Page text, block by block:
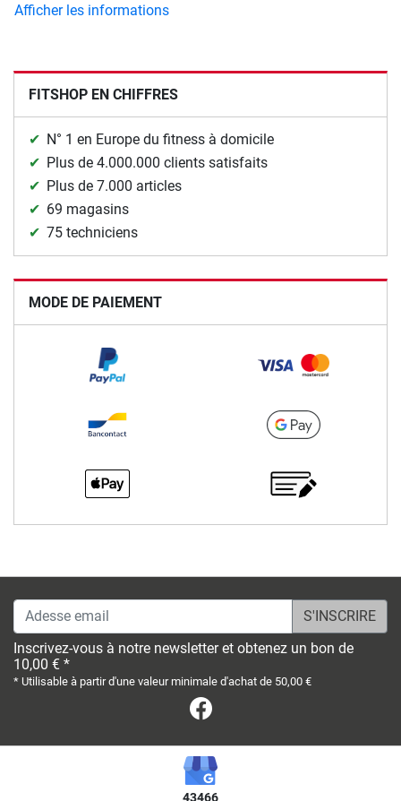
Afficher les informations
FITSHOP EN CHIFFRES
N° 1 en Europe du fitness à domicile
Plus de 4.000.000 clients satisfaits
Plus de 7.000 articles
69 magasins
75 techniciens
MODE DE PAIEMENT
Adesse email
Inscrivez-vous à notre newsletter et obtenez un bon de
10,00 € *
* Utilisable à partir d'une valeur minimale d'achat de 50,00 €
43466